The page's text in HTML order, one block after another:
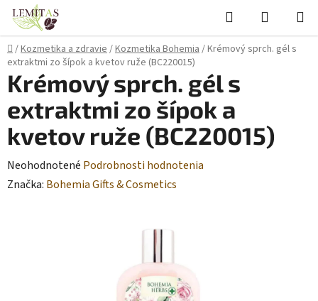
Prejsť
obsah
Hľadať
KOŠÍK
Domov
/Kozmetika a zdravie/Kozmetika Bohemia/Krémový sprch. gél s
extraktmi zo šípok a kvetov ruže (BC220015)
Krémový sprch. gél s
extraktmi zo šípok a
kvetov ruže (BC220015)
Priemerné
hodnotenie
Neohodnotené Podrobnosti hodnotenia
Značka: Bohemia Gifts & Cosmetics